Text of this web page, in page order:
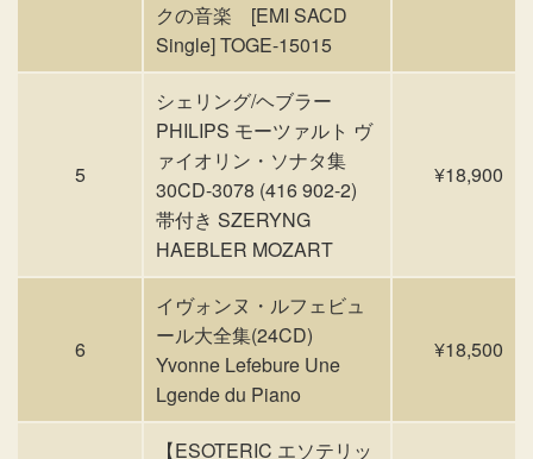
クの音楽 [EMI SACD
Single] TOGE-15015
5
シェリング/ヘブラー
PHILIPS モーツァルト ヴ
ァイオリン・ソナタ集
30CD-3078 (416 902-2)
帯付き SZERYNG
HAEBLER MOZART
¥18,900
6
イヴォンヌ・ルフェビュ
ール大全集(24CD)
Yvonne Lefebure Une
Lgende du Piano
¥18,500
【ESOTERIC エソテリッ